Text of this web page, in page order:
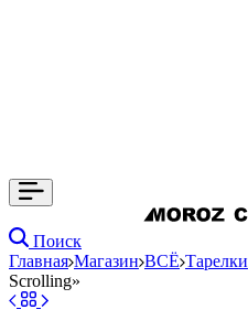
Поиск
Главная Магазин ВСЁ Тарелки
Scrolling»